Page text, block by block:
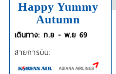
Happy Yummy
Autumn
เดินทาง: ก.ย - พ.ย 69
สายการบิน: